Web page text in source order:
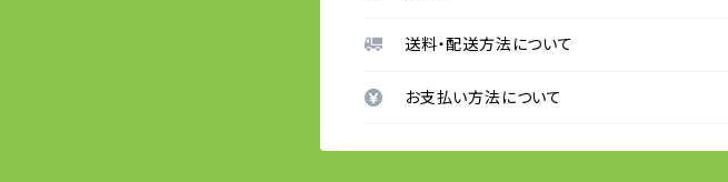
送料・配送方法について
お支払い方法について